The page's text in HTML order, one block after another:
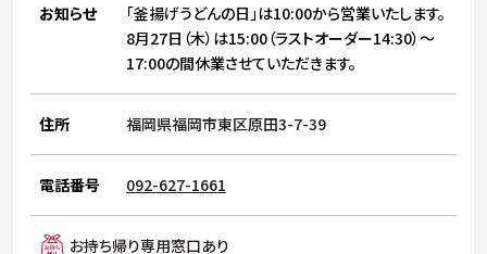
店舗一覧
採用情報
よくある質問・お問い合わせ
お知らせ
「釜揚げうどんの日」は10:00から営業いたします。
8月27日（木）は15:00（ラストオーダー14:30）～
17:00の間休業させていただきます。
住所 福岡県福岡市東区原田3-7-39
電話番号 092-627-1661
お持ち帰り専用窓口あり